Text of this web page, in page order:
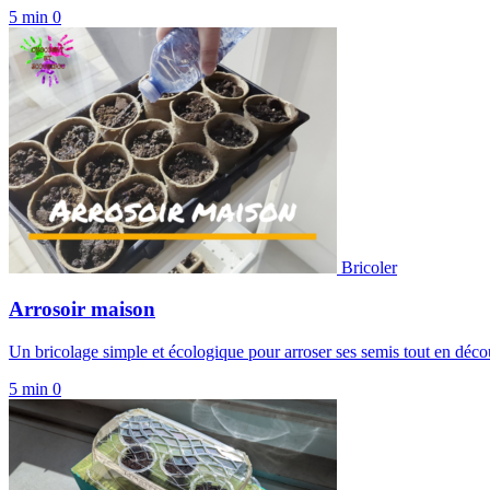
5 min 0
Bricoler
Arrosoir maison
Un bricolage simple et écologique pour arroser ses semis tout en
5 min 0